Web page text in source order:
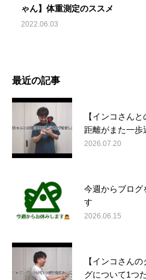
ゃん】体重測定のススメ
2022.06.03
最近の記事
【インコさん
距離がまた一歩
2026.07.20
今週からブログ
す
2026.06.15
【インコさん
グについて1つ